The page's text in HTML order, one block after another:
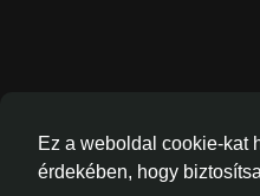
Ez a weboldal cookie-kat
érdekében, hogy